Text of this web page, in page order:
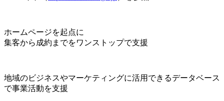
ホームページを起点に
集客から成約までをワンストップで支援
地域のビジネスやマーケティングに活用できるデータベース
で事業活動を支援